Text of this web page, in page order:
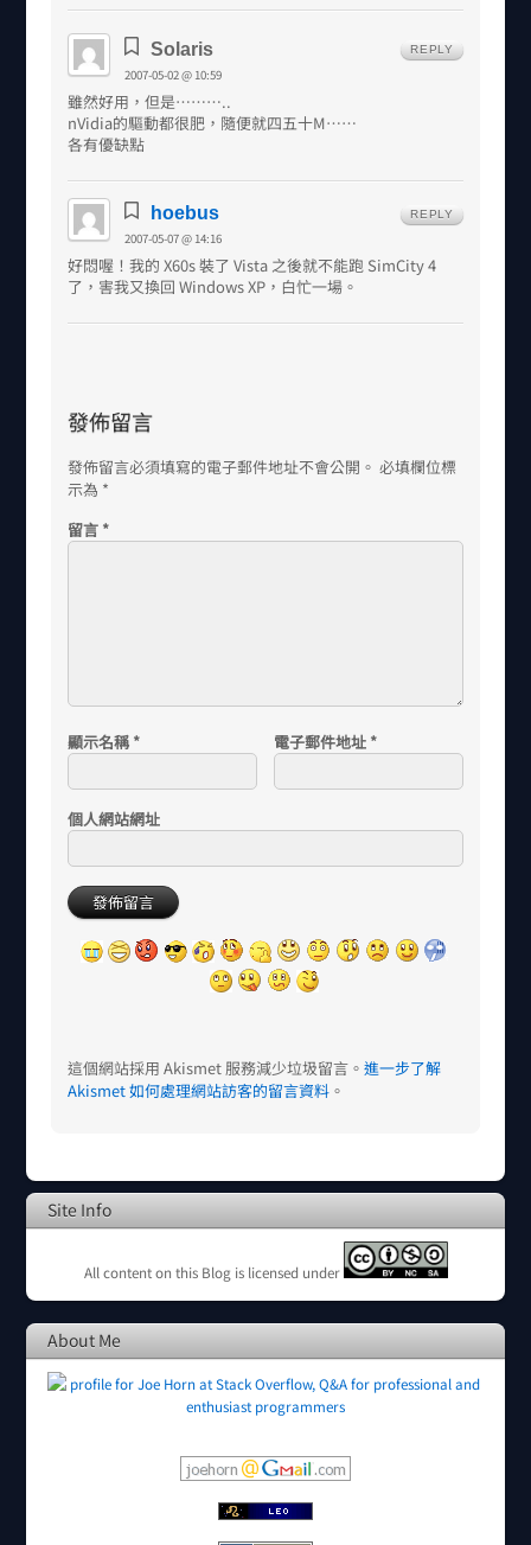
Solaris
2007-05-02 @ 10:59
雖然好用，但是………..
nVidia的驅動都很肥，隨便就四五十M……
各有優缺點
REPLY
hoebus
2007-05-07 @ 14:16
好悶喔！我的 X60s 裝了 Vista 之後就不能跑 SimCity 4
了，害我又換回 Windows XP，白忙一場。
REPLY
發佈留言
發佈留言必須填寫的電子郵件地址不會公開。 必填欄位標
示為 *
留言 *
顯示名稱 * 電子郵件地址 *
個人網站網址
這個網站採用 Akismet 服務減少垃圾留言。進一步了解
Akismet 如何處理網站訪客的留言資料 。
Site Info
All content on this Blog is licensed under
About Me